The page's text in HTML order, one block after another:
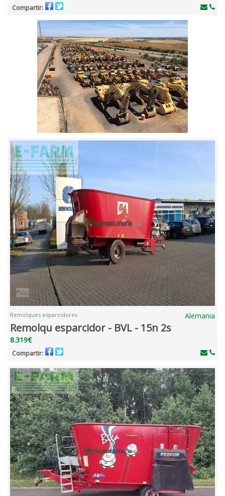
Compartir:
Remolques esparcidores Alemania
Remolqu esparcidor - BVL - 15n 2s
8.319€
Compartir: